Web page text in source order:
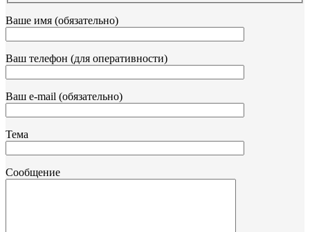
Ваше имя (обязательно)
Ваш телефон (для оперативности)
Ваш e-mail (обязательно)
Тема
Сообщение